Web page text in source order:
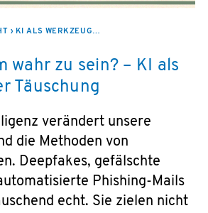
KI ALS WERKZEUG DER TÄUSCHUNG
wahr zu sein? – KI als
Täuschung
verändert unsere
die Methoden von
Deepfakes, gefälschte
Phishing-Mails
echt. Sie zielen nicht